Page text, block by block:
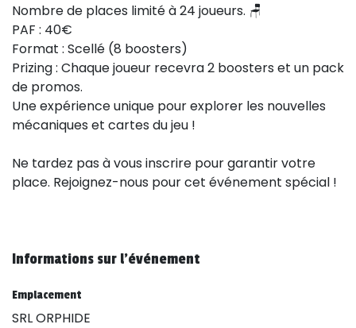
Nombre de places limité à 24 joueurs. 🪑
PAF : 40€
Format : Scellé (8 boosters)
Prizing : Chaque joueur recevra 2 boosters et un pack
de promos.
Une expérience unique pour explorer les nouvelles
mécaniques et cartes du jeu !
Ne tardez pas à vous inscrire pour garantir votre
place. Rejoignez-nous pour cet événement spécial !
Informations sur l'événement
Emplacement
SRL ORPHIDE